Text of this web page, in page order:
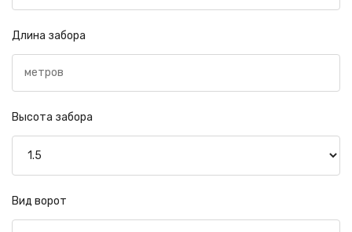
Длина забора
Высота забора
Вид ворот